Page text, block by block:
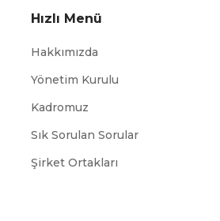
Hızlı Menü
Hakkımızda
Yönetim Kurulu
Kadromuz
Sık Sorulan Sorular
Şirket Ortakları